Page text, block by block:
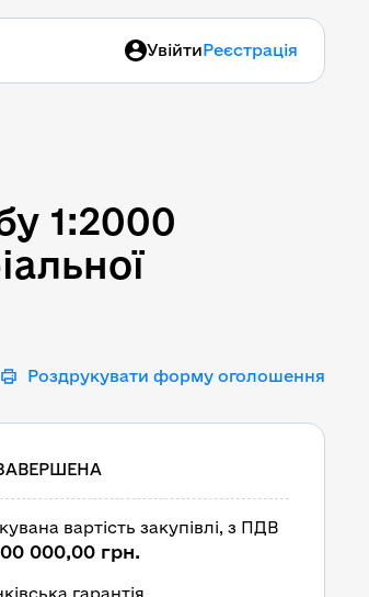
УвійтиРеєстрація
1:2000
1:2000
Роздрукувати форму оголошення
вартість закупівлі, з ПДВ
000,00 грн.
гарантія